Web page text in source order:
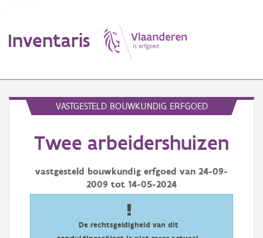
Inventaris
Erfgoedobject
Aanduidingsobject
Waarneming
VASTGESTELD BOUWKUNDIG ERFGOED
Twee arbeidershuizen
vastgesteld bouwkundig erfgoed van 24-09-
2009 tot 14-05-2024
De rechtsgeldigheid van dit